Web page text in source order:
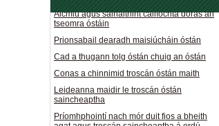
tseomra óstáin
Prionsabail dearadh maisiúcháin óstán
Cad a thugann tolg óstán chuig an óstán
Conas a chinnimid troscán óstán maith
Leideanna maidir le troscán óstán
saincheaptha
Príomhphointí nach mór duit fios a bheith
agat agus troscán saincheaptha á ordú